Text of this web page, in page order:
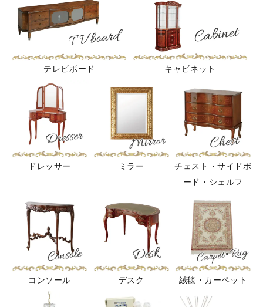
テレビボード キャビネット
ドレッサー ミラー
チェスト・サイドボ
ード・シェルフ
コンソール デスク 絨毯・カーペット